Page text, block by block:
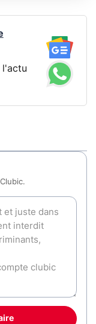
l'actu